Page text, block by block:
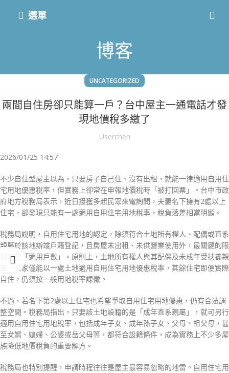
選單
博客
UNCATEGORIZED
兩間自住房卻只能算一戶？台中屋主一通電話才發
現地價稅多繳了
Userchen
2026/01/25 14:57
不少自住型屋主以為，只要房子自己住、沒有出租，就能一律適用自用住
宅用地優惠稅率，但實務上卻常在申報地價稅時「被打回票」。台中市政
府地方稅務局表示，近日接獲多起民眾來電詢問，夫妻名下擁有2處以上
住宅，卻發現只能有一處適用自用住宅用地稅率，稅負落差相當明顯。
稅務局說明，自用住宅用地的認定，除須符合土地所有權人、配偶或直系
親屬於該地辦竣戶籍登記，且房屋未出租、未供營業使用外，最關鍵的限
制在於「適用戶數」。原則上，土地所有權人與其配偶及未成年受扶養親
屬，全家僅能以一處土地適用自用住宅用地優惠稅率，其餘住宅即便實際
自住，仍須按一般用地稅率課徵。
不過，若名下第2處以上住宅也希望爭取自用住宅用地優惠，仍有合法調
整空間。稅務局指出，只要該土地設籍的是「成年直系親屬」，就可另行
適用自用住宅用地稅率，包括成年子女、成年孫子女、父母、祖父母，甚
至女婿、媳婦、公婆或岳父母等，都符合設籍條件，成為實務上不少多屋
族降低地價稅負的重要解方。
稅務局也特別提醒，申請時程往往是屋主最容易忽略的地雷。自用住宅用